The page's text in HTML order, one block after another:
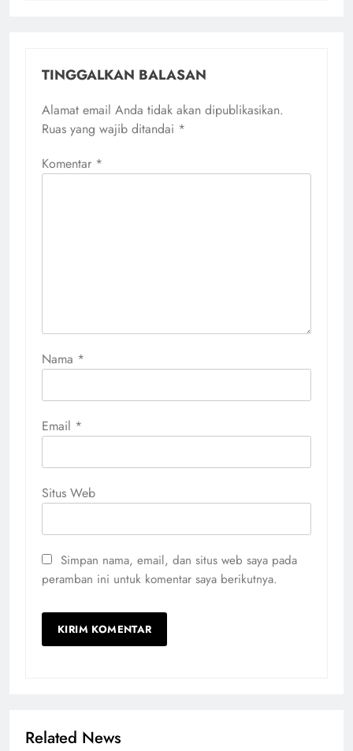
TINGGALKAN BALASAN
Alamat email Anda tidak akan dipublikasikan.
Ruas yang wajib ditandai *
Komentar *
Nama *
Email *
Situs Web
Simpan nama, email, dan situs web saya pada
peramban ini untuk komentar saya berikutnya.
Related News